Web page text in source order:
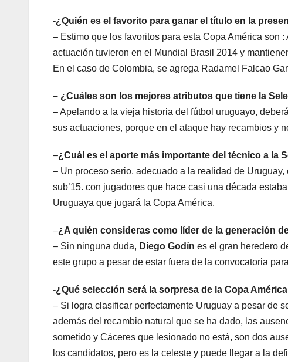
-¿Quién es el favorito para ganar el título en la
– Estimo que los favoritos para esta Copa América son
actuación tuvieron en el Mundial Brasil 2014 y
En el caso de Colombia, se agrega Radamel Falcao
– ¿Cuáles son los mejores atributos que tiene la
– Apelando a la vieja historia del fútbol uruguayo,
sus actuaciones, porque en el ataque hay recambios y
–¿Cuál es el aporte más importante del técnico a la
– Un proceso serio, adecuado a la realidad de
sub’15. con jugadores que hace casi una década
Uruguaya que jugará la Copa América.
–¿A quién consideras como líder de la generación
– Sin ninguna duda, Diego Godín es el gran heredero
este grupo a pesar de estar fuera de la convocatoria
-¿Qué selección será la sorpresa de la Copa
– Si logra clasificar perfectamente Uruguay a pesar de
además del recambio natural que se ha dado, las
sometido y Cáceres que lesionado no está, son dos
los candidatos, pero es la celeste y puede llegar a la